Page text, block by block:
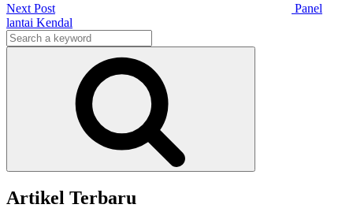
Next Post
Panel
lantai Kendal
Search
for:
Search
Artikel Terbaru